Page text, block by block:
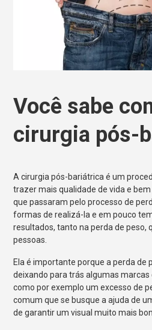
Você sabe
cirurgia pós-
A cirurgia pós-bariátrica é um
trazer mais qualidade de vida e
que passaram pelo processo de
formas de realizá-la e em pouco
resultados, tanto na perda de peso,
pessoas.
Ela é importante porque a perda de
deixando para trás algumas
como por exemplo um excesso de
comum que se busque a ajuda de
de garantir um visual muito mais